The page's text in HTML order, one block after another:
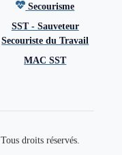
Secourisme
SST - Sauveteur
Secouriste du Travail
MAC SST
droits réservés.